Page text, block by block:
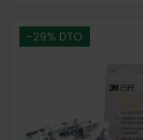
-29% DTO